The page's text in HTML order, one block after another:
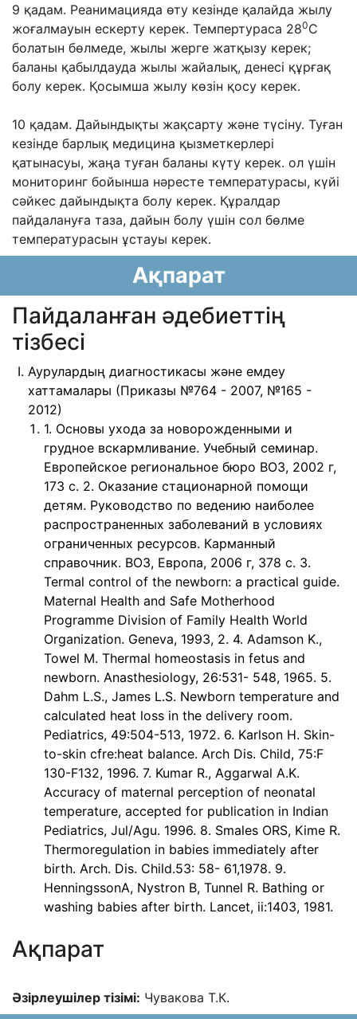
9 қадам. Реанимацияда өту кезінде қалайда жылу
жоғалмауын ескерту керек. Темпертураса 280С
болатын бөлмеде, жылы жерге жатқызу керек;
баланы қабылдауда жылы жайалық, денесі құрғақ
болу керек. Қосымша жылу көзін қосу керек.
10 қадам. Дайындықты жақсарту жəне түсіну. Туған
кезінде барлық медицина қызметкерлері
қатынасуы, жаңа туған баланы күту керек. ол үшін
мониторинг бойынша нəресте температурасы, күйі
сəйкес дайындықта болу керек. Құралдар
пайдалануға таза, дайын болу үшін сол бөлме
температурасын ұстауы керек.
Ақпарат
Пайдаланған әдебиеттің
тізбесі
Аурулардың диагностикасы және емдеу
хаттамалары (Приказы №764 - 2007, №165 -
2012)
1. Основы ухода за новорожденными и
грудное вскармливание. Учебный семинар.
Европейское региональное бюро ВОЗ, 2002 г,
173 с. 2. Оказание стационарной помощи
детям. Руководство по ведению наиболее
распространенных заболеваний в условиях
ограниченных ресурсов. Карманный
справочник. ВОЗ, Европа, 2006 г, 378 с. 3.
Termal control of the newborn: a practical guide.
Maternal Health and Safe Motherhood
Programme Division of Family Health World
Organization. Geneva, 1993, 2. 4. Adamson K.,
Towel M. Thermal homeostasis in fetus and
newborn. Anasthesiology, 26:531- 548, 1965. 5.
Dahm L.S., James L.S. Newborn temperature and
calculated heat loss in the delivery room.
Pediatrics, 49:504-513, 1972. 6. Karlson H. Skin-
to-skin cfre:heat balance. Arch Dis. Child, 75:F
130-F132, 1996. 7. Kumar R., Aggarwal A.K.
Accuracy of maternal perception of neonatal
temperature, accepted for publication in Indian
Pediatrics, Jul/Agu. 1996. 8. Smales ORS, Kime R.
Thermoregulation in babies immediately after
birth. Arch. Dis. Child.53: 58- 61,1978. 9.
HenningssonA, Nystron B, Tunnel R. Bathing or
washing babies after birth. Lancet, ii:1403, 1981.
Ақпарат
Əзірлеушілер тізімі: Чувакова Т.К.